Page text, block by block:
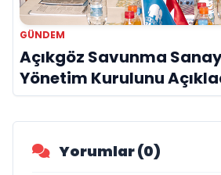
GÜNDEM
Açıkgöz Savunma
Yönetim Kurulunu
Savunma Sanayinde
Vurgusu
Yorumlar (0)